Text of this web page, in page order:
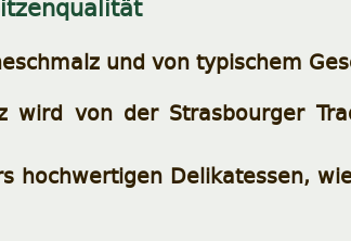
und von typischem
wird von der Strasbourger
hochwertigen Delikatessen,